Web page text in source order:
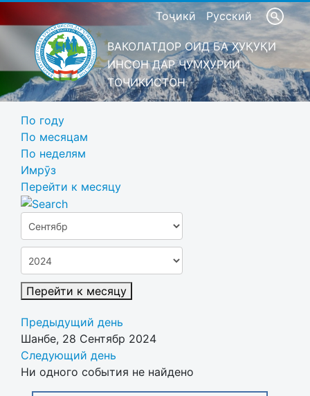
Тоҷикӣ Русский
ВАКОЛАТДОР ОИД БА ҲУҚУҚИ
ИНСОН ДАР ҶУМҲУРИИ
ТОҶИКИСТОН
По году
По месяцам
По неделям
Имрӯз
Перейти к месяцу
Перейти к месяцу
Предыдущий день
Шанбе, 28 Сентябр 2024
Следующий день
Ни одного события не найдено